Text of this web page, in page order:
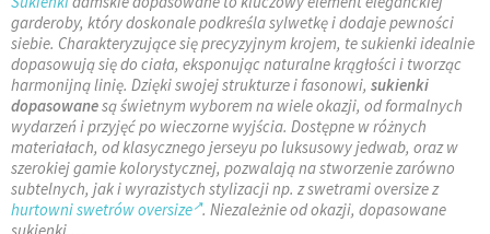
garderoby, który doskonale podkreśla sylwetkę i dodaje pewności
siebie. Charakteryzujące się precyzyjnym krojem, te sukienki idealnie
dopasowują się do ciała, eksponując naturalne krągłości i tworząc
harmonijną linię. Dzięki swojej strukturze i fasonowi, sukienki
dopasowanesą świetnym wyborem na wiele okazji, od formalnych
wydarzeń i przyjęć po wieczorne wyjścia. Dostępne w różnych
materiałach, od klasycznego jerseyu po luksusowy jedwab, oraz w
szerokiej gamie kolorystycznej, pozwalają na stworzenie zarówno
subtelnych, jak i wyrazistych stylizacji np. z swetrami oversize z
hurtowni swetrów oversize . Niezależnie od okazji, dopasowane